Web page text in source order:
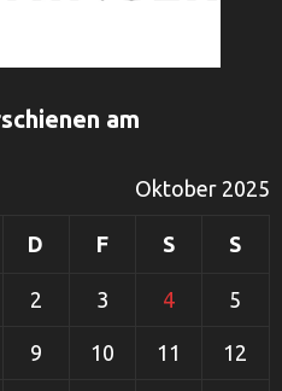
am
Oktober 2025
D F S S
2 3 4 5
9 10 11 12